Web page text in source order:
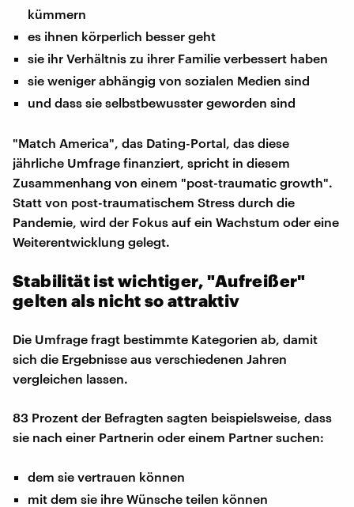
kümmern
es ihnen körperlich besser geht
sie ihr Verhältnis zu ihrer Familie verbessert haben
sie weniger abhängig von sozialen Medien sind
und dass sie selbstbewusster geworden sind
"Match America", das Dating-Portal, das diese
jährliche Umfrage finanziert, spricht in diesem
Zusammenhang von einem "post-traumatic growth".
Statt von post-traumatischem Stress durch die
Pandemie, wird der Fokus auf ein Wachstum oder eine
Weiterentwicklung gelegt.
Stabilität ist wichtiger, "Aufreißer"
gelten als nicht so attraktiv
Die Umfrage fragt bestimmte Kategorien ab, damit
sich die Ergebnisse aus verschiedenen Jahren
vergleichen lassen.
83 Prozent der Befragten sagten beispielsweise, dass
sie nach einer Partnerin oder einem Partner suchen:
dem sie vertrauen können
mit dem sie ihre Wünsche teilen können